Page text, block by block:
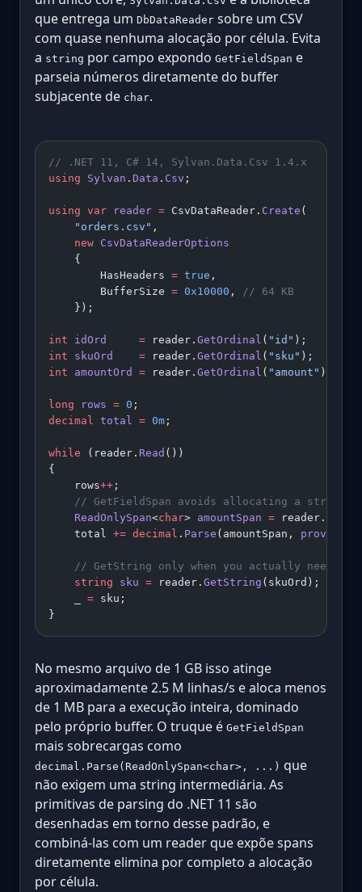
que entrega um DbDataReader sobre um CSV
com quase nenhuma alocação por célula. Evita
a string por campo expondo GetFieldSpan e
parseia números diretamente do buffer
subjacente de char.
// .NET 11, C# 14, Sylvan.Data.Csv 1.4.x
using Sylvan . Data . Csv ;
using var reader = CsvDataReader. Create (
    "orders.csv"
,
    new
CsvDataReaderOptions
    {
        HasHeaders
= true ,
        BufferSize
= 0x10000 ,
// 64 KB
    });
int idOrd
     =
reader. GetOrdinal ( "id" );
int skuOrd
    =
reader. GetOrdinal ( "sku" );
int amountOrd = reader. GetOrdinal ( "amount" );
long rows = 0 ;
decimal total = 0m ;
while (reader. Read ())
{
    rows
++ ;
// GetFieldSpan avoids allocating a string
    ReadOnlySpan
<char> amountSpan = reader.
    total
+= decimal . Parse (amountSpan, provider
// GetString only when you actually need
    string
sku = reader. GetString (skuOrd);
= sku;
}
No mesmo arquivo de 1 GB isso atinge
aproximadamente 2.5 M linhas/s e aloca menos
de 1 MB para a execução inteira, dominado
pelo próprio buffer. O truque é GetFieldSpan
mais sobrecargas como
decimal.Parse(ReadOnlySpan<char>, ...) que
não exigem uma string intermediária. As
primitivas de parsing do .NET 11 são
desenhadas em torno desse padrão, e
combiná-las com um reader que expõe spans
diretamente elimina por completo a alocação
por célula.